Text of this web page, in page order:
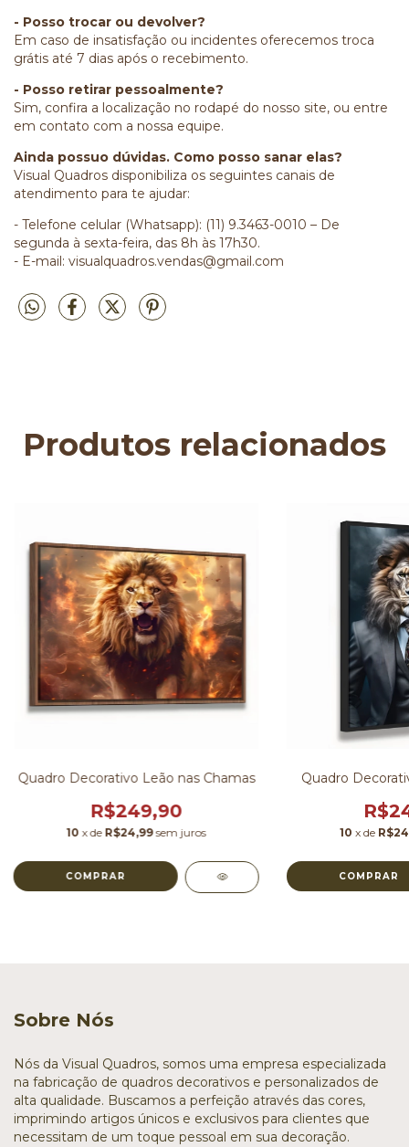
- Posso trocar ou devolver?
Em caso de insatisfação ou incidentes oferecemos troca
grátis até 7 dias após o recebimento.
- Posso retirar pessoalmente?
Sim, confira a localização no rodapé do nosso site, ou entre
em contato com a nossa equipe.
Ainda possuo dúvidas. Como posso sanar elas?
Visual Quadros disponibiliza os seguintes canais de
atendimento para te ajudar:
- Telefone celular (Whatsapp): (11) 9.3463-0010 – De
segunda à sexta-feira, das 8h às 17h30.
- E-mail: visualquadros.vendas@gmail.com
Produtos relacionados
Quadro Decorativo Leão nas Chamas
R$249,90
10 x de R$24,99 sem juros
COMPRAR
Quadro
10 x de
COMPRAR
Sobre Nós
Nós da Visual Quadros, somos uma empresa especializada
na fabricação de quadros decorativos e personalizados de
alta qualidade. Buscamos a perfeição através das cores,
imprimindo artigos únicos e exclusivos para clientes que
necessitam de um toque pessoal em sua decoração.